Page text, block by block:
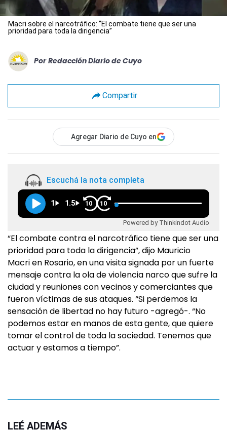
Macri sobre el narcotráfico: “El combate tiene que ser una
prioridad para toda la dirigencia”
Por Redacción Diario de Cuyo
Compartir
Agregar Diario de Cuyo en
Escuchá la nota completa
1 1.5 10 10
Powered by Thinkindot Audio
“El combate contra el narcotráfico tiene que ser una
prioridad para toda la dirigencia”, dijo Mauricio
Macri en Rosario, en una visita signada por un fuerte
mensaje contra la ola de violencia narco que sufre la
ciudad y reuniones con vecinos y comerciantes que
fueron víctimas de sus ataques. “Si perdemos la
sensación de libertad no hay futuro -agregó-. “No
podemos estar en manos de esta gente, que quiere
tomar el control de toda la sociedad. Tenemos que
actuar y estamos a tiempo”.
LEÉ ADEMÁS